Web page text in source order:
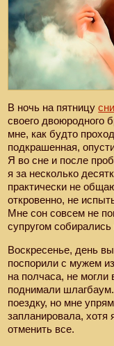
В ночь на пятницу
своего двоюродного
мне, как будто
подкрашенная,
Я во сне и после
я за несколько
практически не
откровенно, не
Мне сон совсем не
супругом
Воскресенье, день
поспорили с мужем
на полчаса, не могли
поднимали
поездку, но мне
запланировала,
отменить все.